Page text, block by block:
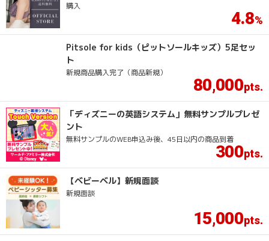
購入
4.8
Pitsole for kids（ピットソールキッズ）5足セッ
ト
新規商品購入完了（商品新規）
80,000
「ディズニーの英語システム」無料サンプルプレゼ
ント
無料サンプルのWEB申込み後、45日以内の商品到着
300
【ベビーベル】新規面談
新規面談
15,000